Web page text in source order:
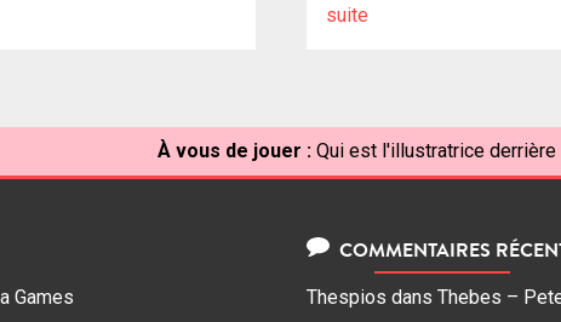
suite
À vous de jouer : Qui est l'illustratrice derrière
Games
COMMENTAIRES
Thespios dans Thebes –